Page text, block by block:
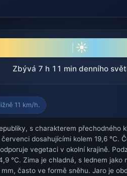
☀
Zbývá 7 h 11 min denního
11 km/h.
s charakterem
dosahujícími kolem 19,6 °C.
vegetaci v okolní krajině.
°C. Zima je chladná, s lednem
často ve formě sněhu. Jaro je